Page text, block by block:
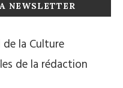
NEWSLETTER
de la Culture
de la rédaction